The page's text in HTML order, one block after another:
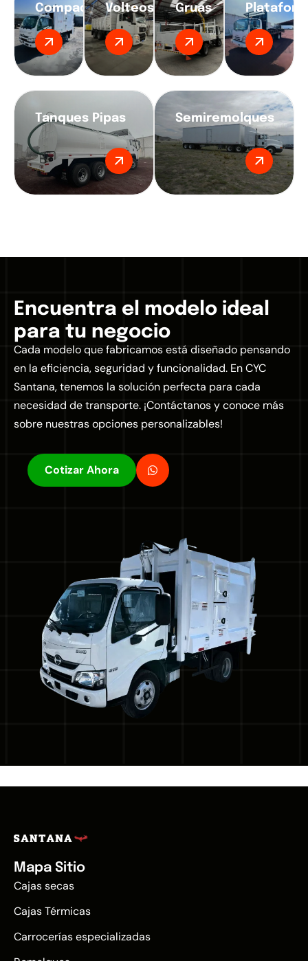
Compactadoras
Volteos Gruas
Tanques Pipas Semiremolques
Encuentra el modelo ideal
para tu negocio
Cada modelo que fabricamos está diseñado pensando
en la eficiencia, seguridad y funcionalidad. En CYC
Santana, tenemos la solución perfecta para cada
necesidad de transporte. ¡Contáctanos y conoce más
sobre nuestras opciones personalizables!
Cotizar Ahora
Mapa Sitio
Cajas secas
Cajas Térmicas
Carrocerías especializadas